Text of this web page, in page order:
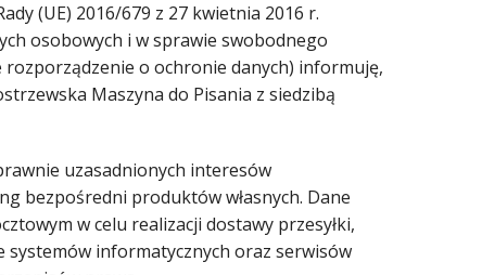
(UE) 2016/679 z 27 kwietnia 2016 r.
osobowych i w sprawie swobodnego
o ochronie danych) informuję,
Maszyna do Pisania z siedzibą
uzasadnionych interesów
bezpośredni produktów własnych. Dane
w celu realizacji dostawy przesyłki,
systemów informatycznych oraz serwisów